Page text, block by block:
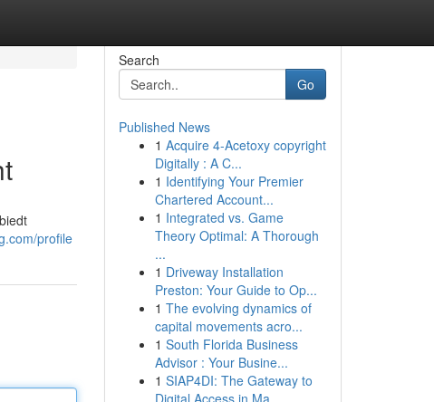
profile
Search
Go
Published News
1 Acquire 4-Acetoxy copyright
Digitally : A C...
1 Identifying Your Premier
Chartered Account...
1 Integrated vs. Game
Theory Optimal: A Thorough
...
1 Driveway Installation
Preston: Your Guide to Op...
1 The evolving dynamics of
capital movements acro...
1 South Florida Business
Advisor : Your Busine...
1 SIAP4DI: The Gateway to
Digital Access in Ma...